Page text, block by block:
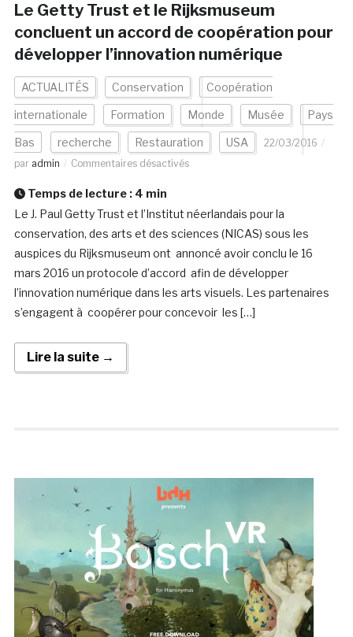
Le Getty Trust et le Rijksmuseum
concluent un accord de coopération pour
développer l’innovation numérique
ACTUALITÉS Conservation Coopération
internationale Formation Monde Musée Pays
Bas recherche Restauration USA
22/03/2016
par admin Commentaires désactivés
Temps de lecture : 4 min
Le J. Paul Getty Trust et l’Institut néerlandais pour la
conservation, des arts et des sciences (NICAS) sous les
auspices du Rijksmuseum ont annoncé avoir conclu le 16
mars 2016 un protocole d’accord afin de développer
l’innovation numérique dans les arts visuels. Les partenaires
s’engagent à coopérer pour concevoir les […]
Lire la suite →